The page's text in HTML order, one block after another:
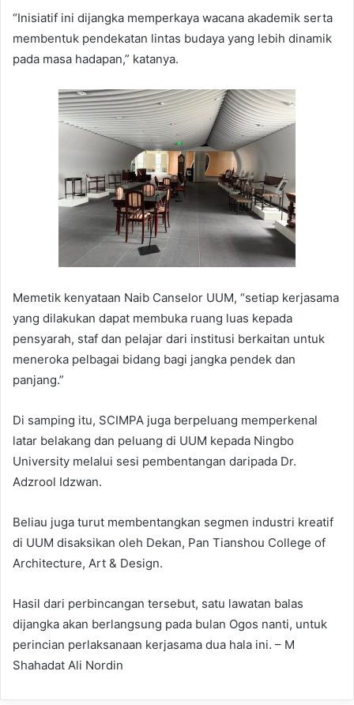
“Inisiatif ini dijangka memperkaya wacana akademik serta
membentuk pendekatan lintas budaya yang lebih dinamik
pada masa hadapan,” katanya.
Memetik kenyataan Naib Canselor UUM, “setiap kerjasama
yang dilakukan dapat membuka ruang luas kepada
pensyarah, staf dan pelajar dari institusi berkaitan untuk
meneroka pelbagai bidang bagi jangka pendek dan
panjang.”
Di samping itu, SCIMPA juga berpeluang memperkenal
latar belakang dan peluang di UUM kepada Ningbo
University melalui sesi pembentangan daripada Dr.
Adzrool Idzwan.
Beliau juga turut membentangkan segmen industri kreatif
di UUM disaksikan oleh Dekan, Pan Tianshou College of
Architecture, Art & Design.
Hasil dari perbincangan tersebut, satu lawatan balas
dijangka akan berlangsung pada bulan Ogos nanti, untuk
perincian perlaksanaan kerjasama dua hala ini. – M
Shahadat Ali Nordin